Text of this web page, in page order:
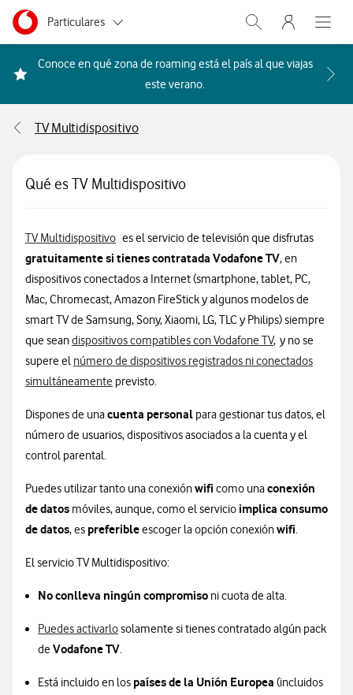
Ir a la pagina principal de vodafone.es
Menu navegación Segmento
Particulares
Autónomos
Grandes empresas
Abrir buscador.
Menu
Abre
Conoce en qué zona de roaming está el país al que viajas
este verano. Acceder a la FAQ Qué
TV Multidispositivo
Qué es TV Multidispositivo
TV MultidispositivoInformación sobre TV Multidispositivo
es el servicio de televisión que disfrutas
gratuitamente si tienes contratada Vodafone TV, en
dispositivos conectados a Internet (smartphone, tablet, PC,
Mac, Chromecast, Amazon FireStick y algunos modelos de
smart TV de Samsung, Sony, Xiaomi, LG, TLC y Philips) siempre
que seandispositivos compatibles con Vodafone TV, y no se
supere el número de dispositivos registrados ni conectados
simultáneamente previsto.
Dispones de unacuenta personal para gestionar tus datos, el
número de usuarios, dispositivos asociados a la cuenta y el
control parental.
Puedes utilizar tanto una conexiónwifi como unaconexión
de datos móviles, aunque, como el servicio implica consumo
de datos, es preferibleescoger la opción conexiónwifi.
El servicio TV Multidispositivo:
No conlleva ningún compromiso ni cuota de alta.
Puedes activarlosolamente si tienes contratado algún pack
deVodafone TV.
Está incluido en los países de la Unión Europea (incluidos